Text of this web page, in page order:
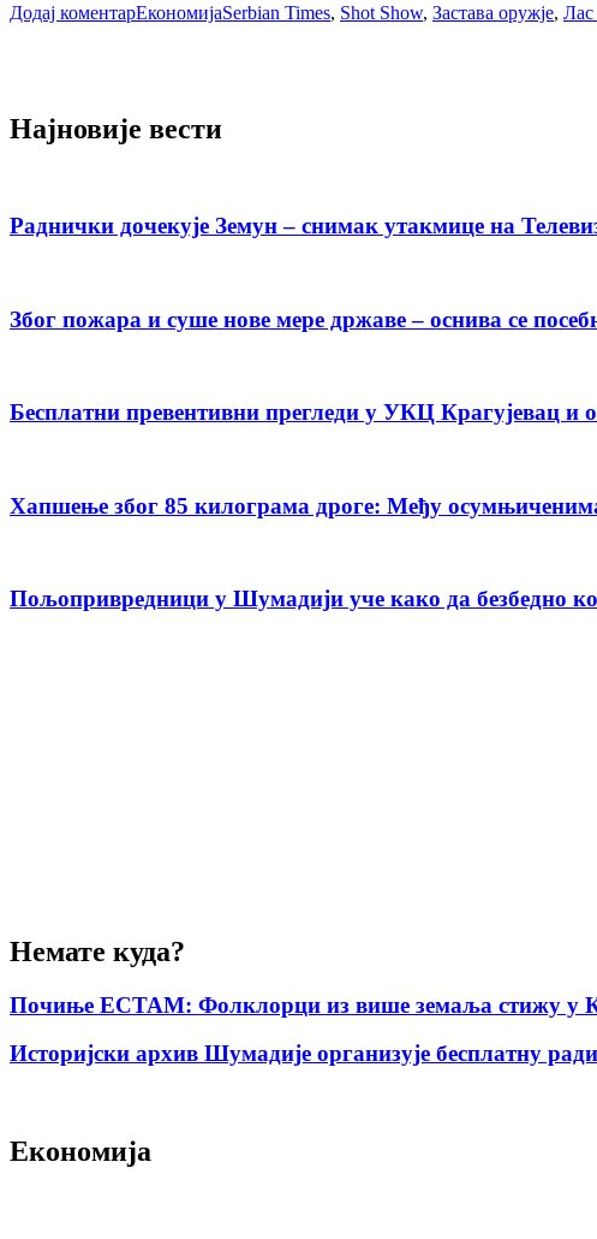
Додај коментарЕкономијаSerbian Times, Shot Show, Застава оружје, Лас
Најновије вести
Раднички дочекује Земун – снимак утакмице на
Због пожара и суше нове мере државе – оснива се
Бесплатни превентивни прегледи у УКЦ Крагујевац и
Хапшење због 85 килограма дроге: Међу
Пољопривредници у Шумадији уче како да безбедно
Немате куда?
Почиње ЕСТАМ: Фолклорци из више земаља стижу у
Историјски архив Шумадије организује бесплатну
Економија